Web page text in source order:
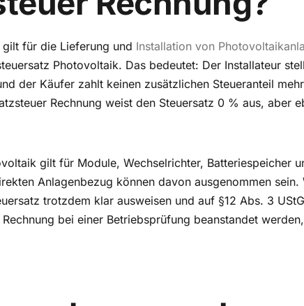
für die Lieferung und Installation von
Photovoltaik. Das bedeutet: Der Installateur
der Käufer zahlt keinen zusätzlichen Steueranteil
Rechnung weist den Steuersatz 0 % aus, aber
gilt für Module, Wechselrichter, Batteriespeicher
Anlagenbezug können davon ausgenommen
trotzdem klar ausweisen und auf §12 Abs. 3
bei einer Betriebsprüfung beanstandet